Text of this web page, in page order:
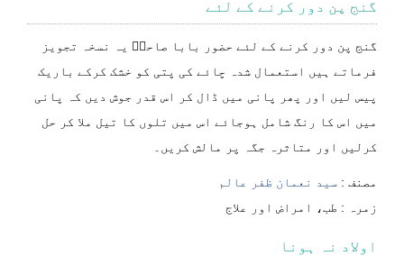
گنج پن دور کرنے کے لئے
گنج پن دور کرنے کے لئے حضور بابا صاحبؒ یہ نسخہ تجویز
فرماتے ہیں استعمال شدہ چائے کی پتی کو خشک کرکے باریک
پیس لیں اور پھر پانی میں ڈال کر اس قدر جوش دیں کہ پانی
میں اس کا رنگ شامل ہوجائے اس میں تلوں کا تیل ملا کر حل
کرلیں اور متاثرہ جگہ پر مالش کریں۔
مصنف : سید نعمان ظفر عالم
⁠⁠⁠زمرہ : طب، امراض اور علاج
اولاد نہ ہونا